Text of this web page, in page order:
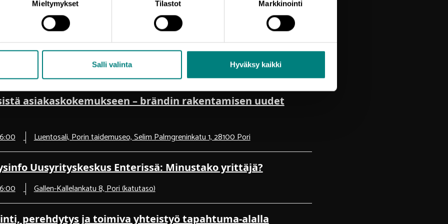
Mieltymykset Tilastot Markkinointi
Salli valinta Hyväksy kaikki
Kulttuurikulmassa, Gallen-Kallelankatu 8, Pori
an entrepreneur in Finland (online)
asiakaskokemukseen – brändin rakentamisen uudet
Luentosali, Porin taidemuseo, Selim Palmgreninkatu 1, 28100 Pori
Uusyrityskeskus Enterissä: Minustako yrittäjä?
Gallen-Kallelankatu 8, Pori (katutaso)
perehdytys ja toimiva yhteistyö tapahtuma-alalla